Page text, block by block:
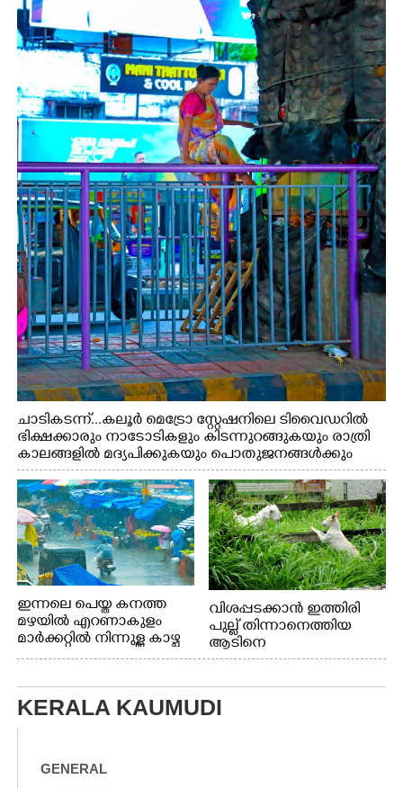
ചാടികടന്ന്...കലൂർ മെട്രോ സ്റ്റേഷനിലെ ടിവൈഡറിൽ
ഭിക്ഷക്കാരും നാടോടികളും കിടന്നുറങ്ങുകയും രാത്രി
കാലങ്ങളിൽ മദ്യപിക്കുകയും പൊതുജനങ്ങൾക്കും
വാഹനത്തിൽ പോകുന്നവർക്കും ബുദ്ധിമുട്ട് ഉണ്ടായ
സാഹചര്യത്തിൽ അധികാരികൾ കമ്പി കൊണ്ട് മറച്ച
വേലി ചാടികടക്കുന്ന നാടോടി സ്ത്രീ
ഇന്നലെ പെയ്ത കനത്ത
മഴയിൽ എറണാകുളം
മാർക്കറ്റിൽ നിന്നുള്ള കാഴ്ച
വിശപ്പടക്കാൻ ഇത്തിരി
പുല്ല് തിന്നാനെത്തിയ
ആടിനെ
ആക്രമിക്കാനൊരുങ്ങുന്ന
വാത്തുരുത്തിയിൽ
KERALA KAUMUDI
GENERAL